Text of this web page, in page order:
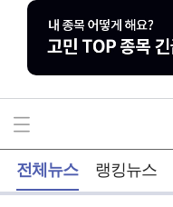
전체뉴스 랭킹뉴스